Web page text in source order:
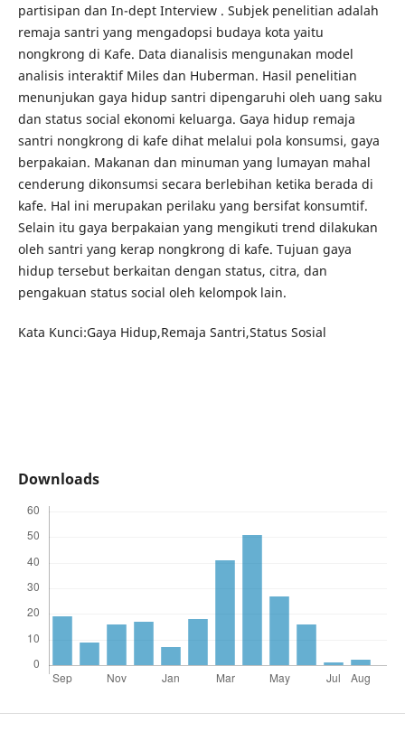
partisipan dan In-dept Interview . Subjek penelitian adalah
remaja santri yang mengadopsi budaya kota yaitu
nongkrong di Kafe. Data dianalisis mengunakan model
analisis interaktif Miles dan Huberman. Hasil penelitian
menunjukan gaya hidup santri dipengaruhi oleh uang saku
dan status social ekonomi keluarga. Gaya hidup remaja
santri nongkrong di kafe dihat melalui pola konsumsi, gaya
berpakaian. Makanan dan minuman yang lumayan mahal
cenderung dikonsumsi secara berlebihan ketika berada di
kafe. Hal ini merupakan perilaku yang bersifat konsumtif.
Selain itu gaya berpakaian yang mengikuti trend dilakukan
oleh santri yang kerap nongkrong di kafe. Tujuan gaya
hidup tersebut berkaitan dengan status, citra, dan
pengakuan status social oleh kelompok lain.
Kata Kunci:Gaya Hidup,Remaja Santri,Status Sosial
Downloads